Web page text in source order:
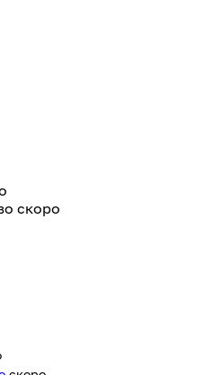
скоро